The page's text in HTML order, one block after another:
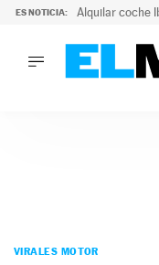
ES NOTICIA: Alquilar coche
PODCAST
VIRALES MOTOR